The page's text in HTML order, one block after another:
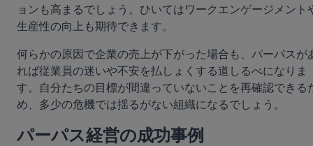
ョンも高まるでしょう。ひいてはワークエンゲージメント
生産性の向上も期待できます。
何らかの原因で企業の売上が下がった場合も、パーパスが
れば従業員の迷いや不安を払しょくする道しるべになりま
す。自分たちの目標が間違っていないことを再確認できる
め、多少の危機では揺るがない組織になるでしょう。
パーパス経営の成功事例